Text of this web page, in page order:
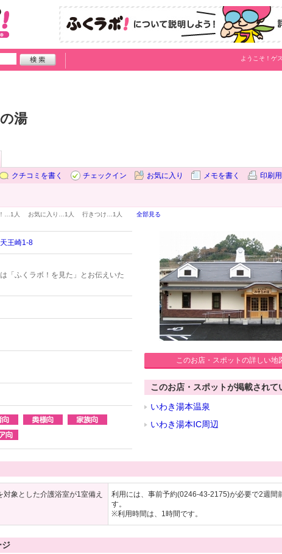
ようこそ！ ゲ
湯
クチコミを書く
チェックイン お気に入り メモを書く 印刷
… 1人 お気に入り… 1人 行きつけ… 1人 全部見る
王崎1-8
「ふくラボ！を見た」とお伝えいた
このお店・スポットの詳しい地
このお店・スポットが掲載されて
いわき湯本温泉
いわき湯本IC周辺
象とした介護浴室が1室備え
利用には、事前予約(0246-43-2175)が必要で2週間
す。
※利用時間は、1時間です。
ジ